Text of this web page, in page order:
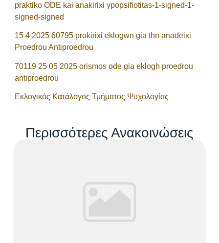
praktiko ODE kai anakirixi ypopsifiotitas-1-signed-1-
signed-signed
15 4 2025 60795 prokirixi eklogwn gia thn anadeixi
Proedrou Antiproedrou
70119 25 05 2025 orismos ode gia eklogh proedrou
antiproedrou
Εκλογικός Κατάλογος Τμήματος Ψυχολογίας
Περισσότερες Ανακοινώσεις